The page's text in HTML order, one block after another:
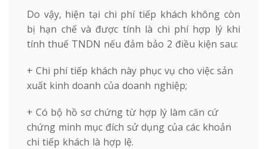
Do vậy, hiện tại chi phí tiếp khách không còn
bị hạn chế và được tính là chi phí hợp lý khi
tính thuế TNDN nếu đảm bảo 2 điều kiện sau:
+ Chi phí tiếp khách này phục vụ cho việc sản
xuất kinh doanh của doanh nghiệp;
+ Có bộ hồ sơ chứng từ hợp lý làm căn cứ
chứng minh mục đích sử dụng của các khoản
chi tiếp khách là hợp lệ.